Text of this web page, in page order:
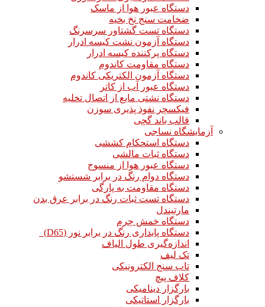
دستگاه عبور هوا از ماسک
ضخامت سنج نخ بخیه
دستگاه تست گشتاور سرسرنگ
دستگاه آزمون نشت کیسه ادرار
دستگاه پرکننده کیسه ادرار
دستگاه مقاومت کاندوم
دستگاه آزمون الکتریکی کاندوم
دستگاه عبور آب از کاتر
دستگاه نشتی مایع از اتصال تخلیه
فیکسچر نفوذ پذیری سوزن
قالب باند گچی
آزمایشگاه نساجی
دستگاه استحکام کششی
دستگاه ثبات مالشی
دستگاه عبور هوا از منسوج
دستگاه دوام رنگ در برابر شستشو
دستگاه مقاومت به پارگی
دستگاه تست ثبات رنگ در برابر عرق بدن
مارتیندل
دستگاه خمش چرم
دستگاه پایداری رنگ در برابر نور (D65)
اندازه‌گیری طول الیاف
تک لیف
تاب سنج الکترونیکی
کلاف پیچ
بارگزار دینامیکی
بارگزار استاتیکی